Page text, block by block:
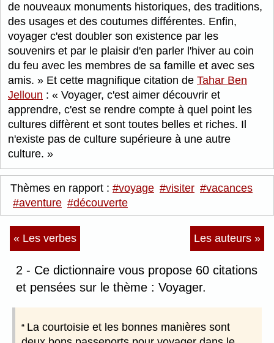
de nouveaux monuments historiques, des traditions,
des usages et des coutumes différentes. Enfin,
voyager c'est doubler son existence par les
souvenirs et par le plaisir d'en parler l'hiver au coin
du feu avec les membres de sa famille et avec ses
amis.
Et cette magnifique citation de Tahar Ben
Jelloun :
Voyager, c'est aimer découvrir et
apprendre, c'est se rendre compte à quel point les
cultures diffèrent et sont toutes belles et riches. Il
n'existe pas de culture supérieure à une autre
culture.
Thèmes en rapport : #voyage #visiter #vacances
#aventure #découverte
« Les verbes Les auteurs »
2 - Ce dictionnaire vous propose 60 citations
et pensées sur le thème : Voyager.
La courtoisie et les bonnes manières sont